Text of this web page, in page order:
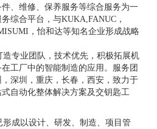
、维修、保养服务等综合服务为一
综合平台，与KUKA,FANUC，
，怡和达等知名企业形成战略
专业团队，技术优先，积极拓展机
工厂中的智能制造的应用。服务团
深圳，重庆，长春，西安，致力于
自动化整体解决方案及交钥匙工
成以设计、研发、制造、项目管